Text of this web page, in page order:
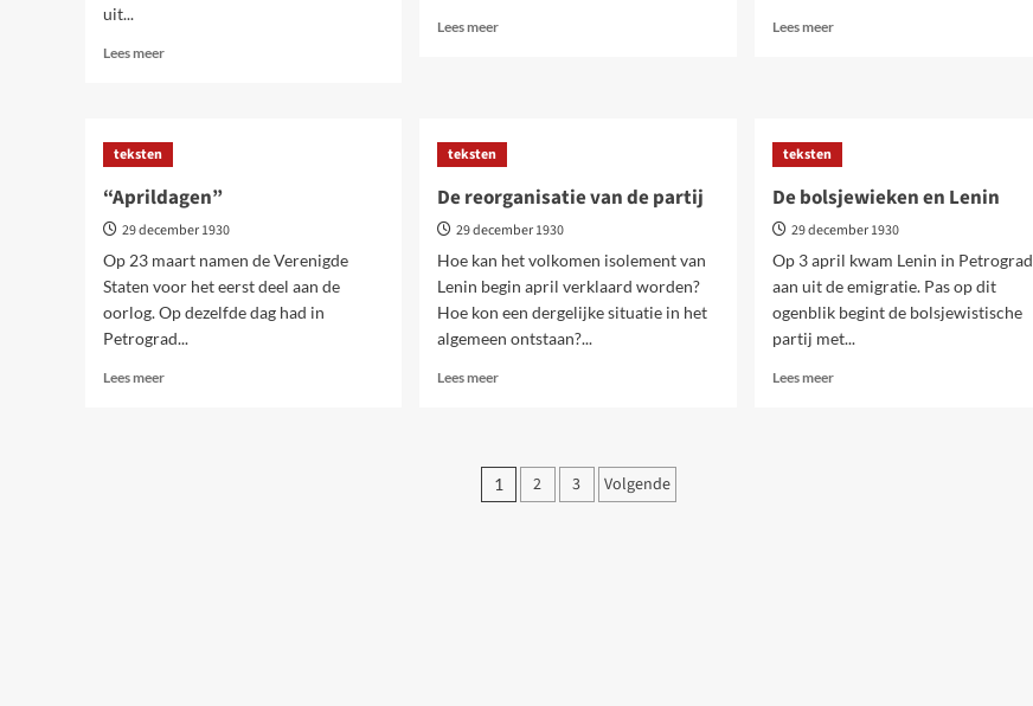
uit...
Lees meerLees
boeren
Lees meerLees
Lees meerLees
teksten
“Aprildagen”
29 december 1930
Op 23 maart namen de Verenigde
Staten voor het eerst deel aan de
oorlog. Op dezelfde dag had in
Petrograd...
Lees meerLees
teksten
De reorganisatie van de partij
29 december 1930
Hoe kan het volkomen isolement van
Lenin begin april verklaard worden?
Hoe kon een dergelijke situatie in het
algemeen ontstaan?...
Lees meerLees
reorganisatie
van
teksten
De bolsjewieken en Lenin
29 december 1930
Op 3 april kwam Lenin in Petrograd
aan uit de emigratie. Pas op dit
ogenblik begint de bolsjewistische
partij met...
Lees meerLees
Berichten
1 2 3 Volgende